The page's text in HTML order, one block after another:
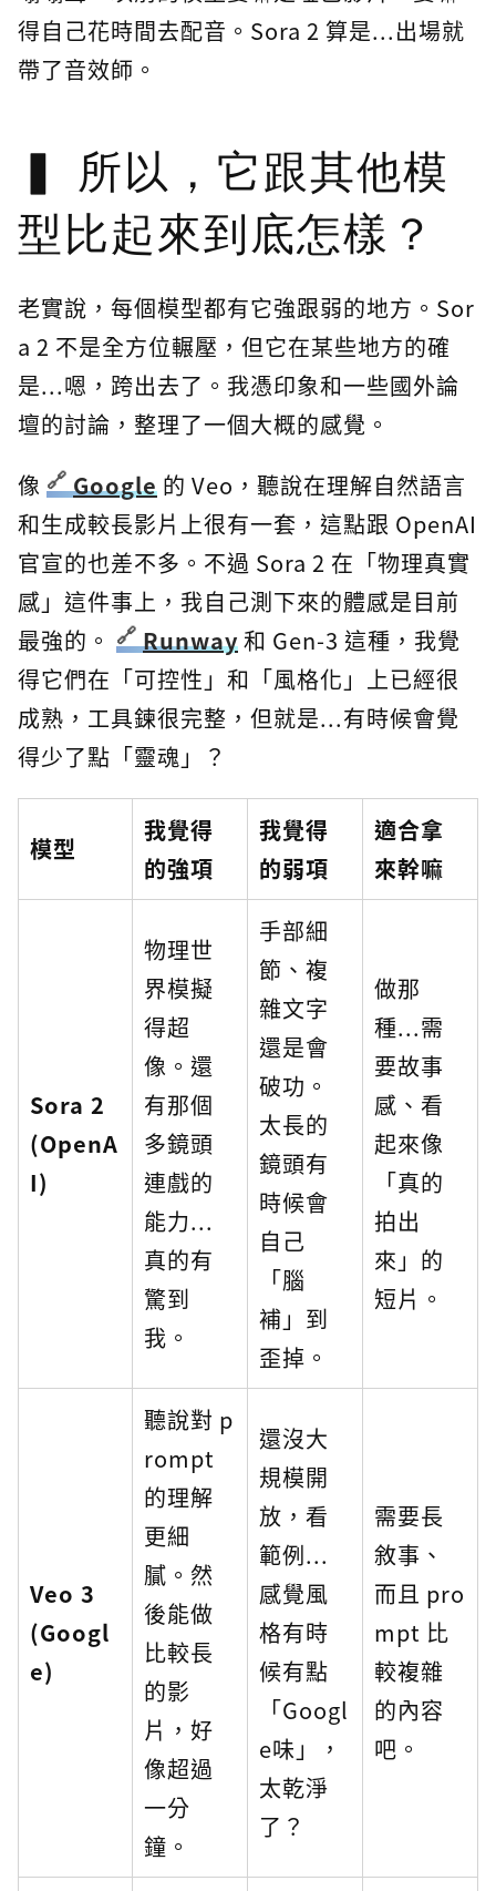
得自己花時間去配音。Sora 2 算是...出場就
帶了音效師。
所以，它跟其他模
型比起來到底怎樣？
老實說，每個模型都有它強跟弱的地方。Sor
a 2 不是全方位輾壓，但它在某些地方的確
是...嗯，跨出去了。我憑印象和一些國外論
壇的討論，整理了一個大概的感覺。
像
Google 的 Veo，聽說在理解自然語言
和生成較長影片上很有一套，這點跟 OpenAI
官宣的也差不多。不過 Sora 2 在「物理真實
感」這件事上，我自己測下來的體感是目前
最強的。
Runway和 Gen-3 這種，我覺
得它們在「可控性」和「風格化」上已經很
成熟，工具鍊很完整，但就是...有時候會覺
得少了點「靈魂」？
模型
我覺得
的強項
我覺得
的弱項
適合拿
來幹嘛
Sora 2
(OpenA
I)
物理世
界模擬
得超
像。還
有那個
多鏡頭
連戲的
能力...
真的有
驚到
我。
手部細
節、複
雜文字
還是會
破功。
太長的
鏡頭有
時候會
自己
「腦
補」到
歪掉。
做那
種...需
要故事
感、看
起來像
「真的
拍出
來」的
短片。
Veo 3
(Googl
e)
聽說對 p
rompt
的理解
更細
膩。然
後能做
比較長
的影
片，好
像超過
一分
鐘。
還沒大
規模開
放，看
範例...
感覺風
格有時
候有點
「Googl
e味」，
太乾淨
了？
需要長
敘事、
而且 pro
mpt 比
較複雜
的內容
吧。